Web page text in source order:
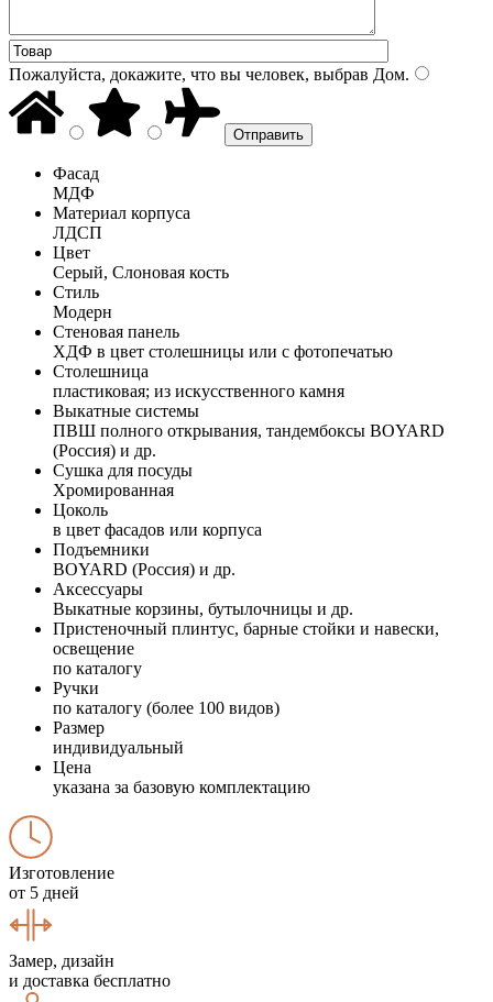
Пожалуйста, докажите, что вы человек, выбрав Дом.
Фасад
МДФ
Материал корпуса
ЛДСП
Цвет
Серый, Слоновая кость
Стиль
Модерн
Стеновая панель
ХДФ в цвет столешницы или с фотопечатью
Столешница
пластиковая; из искусственного камня
Выкатные системы
ПВШ полного открывания, тандембоксы BOYARD
(Россия) и др.
Сушка для посуды
Хромированная
Цоколь
в цвет фасадов или корпуса
Подъемники
BOYARD (Россия) и др.
Аксессуары
Выкатные корзины, бутылочницы и др.
Пристеночный плинтус, барные стойки и навески,
освещение
по каталогу
Ручки
по каталогу (более 100 видов)
Размер
индивидуальный
Цена
указана за базовую комплектацию
Изготовление
от 5 дней
Замер, дизайн
и доставка бесплатно